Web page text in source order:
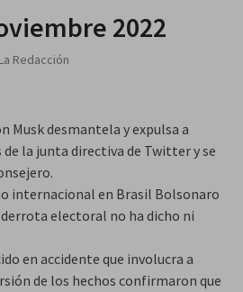
2022
La Redacción
Musk desmantela y expulsa a
la junta directiva de Twitter y se
internacional en Brasil Bolsonaro
electoral no ha dicho ni
en accidente que involucra a
de los hechos confirmaron que